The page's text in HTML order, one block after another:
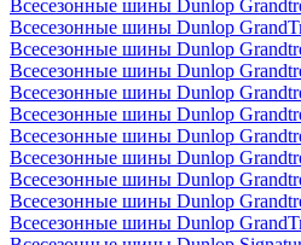
Всесезонные шины Dunlop
Всесезонные шины Dunlop
Всесезонные шины Dunlop
Всесезонные шины Dunlop
Всесезонные шины Dunlop
Всесезонные шины Dunlop
Всесезонные шины Dunlop
Всесезонные шины Dunlop
Всесезонные шины Dunlop
Всесезонные шины Dunlop
Всесезонные шины Dunlop